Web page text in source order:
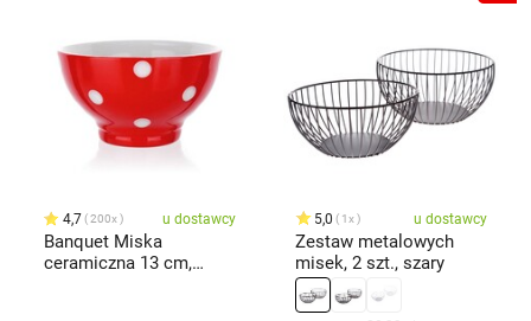
4,7 200x u dostawcy
Banquet Miska
ceramiczna 13 cm,
5,0 1x u dostawcy
Zestaw metalowych
misek, 2 szt., szary